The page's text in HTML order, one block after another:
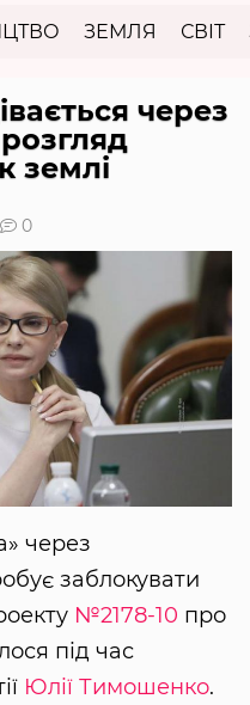
ЗЕМЛЯ СВІТ
через
землі
0
через
заблокувати
№2178-10 про
під час
Юлії Тимошенко.